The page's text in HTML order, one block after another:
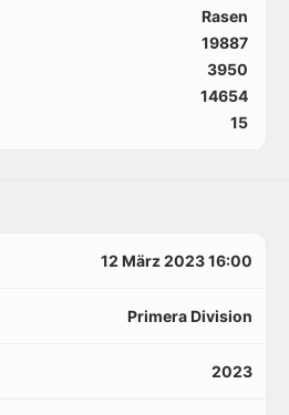
Rasen
19887
3950
14654
15
12 März 2023 16:00
Primera Division
2023